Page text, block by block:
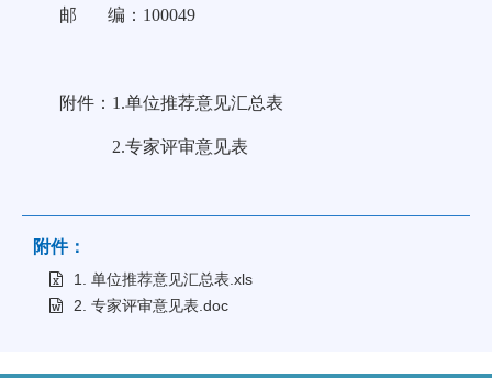
邮 编：100049
附件：1.单位推荐意见汇总表
2.专家评审意见表
附件：
1. 单位推荐意见汇总表.xls
2. 专家评审意见表.doc